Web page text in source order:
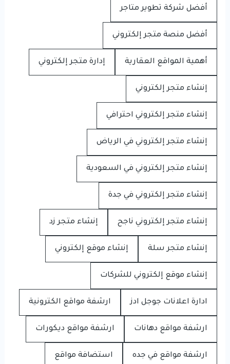
أفضل شركة تطوير متاجر
أفضل منصة متجر إلكتروني
أهمية المواقع العقارية إدارة متجر إلكتروني
إنشاء متجر إلكتروني
إنشاء متجر إلكتروني احترافي
إنشاء متجر إلكتروني في الرياض
إنشاء متجر إلكتروني في السعودية
إنشاء متجر إلكتروني في جدة
إنشاء متجر إلكتروني ناجح إنشاء متجر زد
إنشاء متجر سلة إنشاء موقع إلكتروني
إنشاء موقع إلكتروني للشركات
ادارة اعلانات جوجل ادز ارشفة مواقع الكترونية
ارشفة مواقع دهانات ارشفة مواقع ديكورات
ارشفة مواقع في جده استضافة مواقع